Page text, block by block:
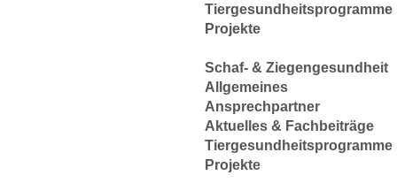
Tiergesundheitsprogramme
Projekte
Schaf- & Ziegengesundheit
Allgemeines
Ansprechpartner
Aktuelles & Fachbeiträge
Tiergesundheitsprogramme
Projekte